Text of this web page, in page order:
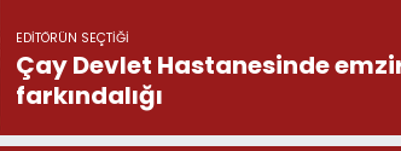
EDITÖRÜN SEÇTIĞI
Çay Devlet Hastanesinde
farkındalığı